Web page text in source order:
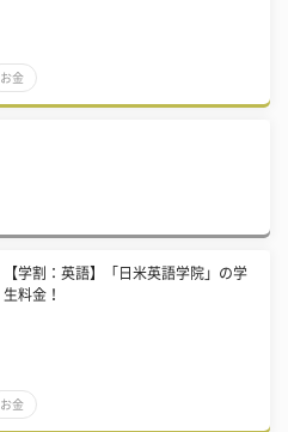
お金
【学割：英語】「日米英語学院」の学
生料金！
お金